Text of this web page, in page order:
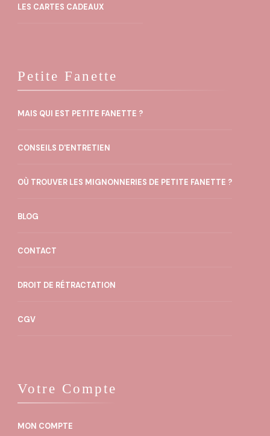
LES CARTES CADEAUX
Petite Fanette
MAIS QUI EST PETITE FANETTE ?
CONSEILS D'ENTRETIEN
OÙ TROUVER LES MIGNONNERIES DE PETITE FANETTE ?
BLOG
CONTACT
DROIT DE RÉTRACTATION
CGV
Votre Compte
MON COMPTE